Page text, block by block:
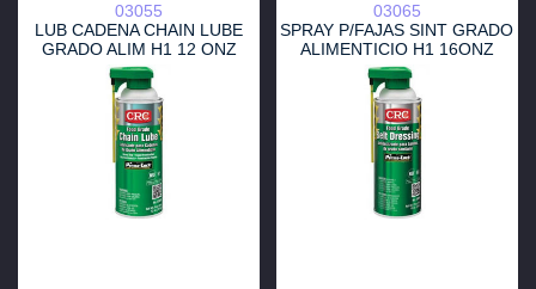
03055
LUB CADENA CHAIN LUBE
GRADO ALIM H1 12 ONZ
03065
SPRAY P/FAJAS SINT GRADO
ALIMENTICIO H1 16ONZ